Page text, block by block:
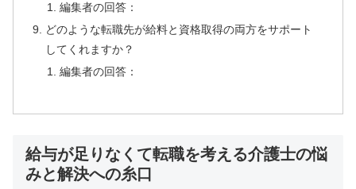
編集者の回答：
どのような転職先が給料と資格取得の両方をサポート
してくれますか？
編集者の回答：
給与が足りなくて転職を考える介護士の悩
みと解決への糸口